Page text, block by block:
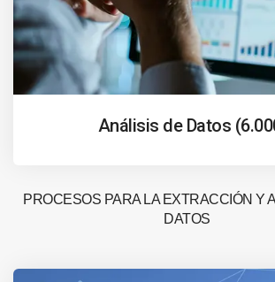
Análisis de Datos
PROCESOS PARA LA EXTRACCIÓN Y
DATOS